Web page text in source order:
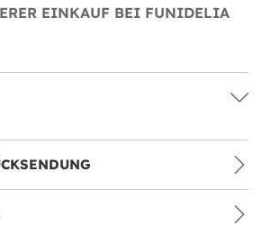
EINKAUF BEI FUNIDELIA